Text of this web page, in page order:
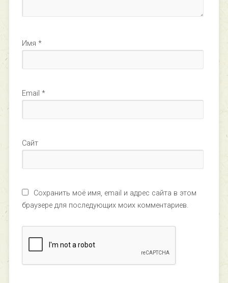
Имя *
Email *
Сайт
Сохранить моё имя, email и адрес сайта в этом
браузере для последующих моих комментариев.